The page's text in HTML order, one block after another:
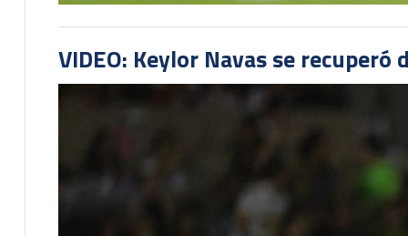
VIDEO: Keylor Navas se